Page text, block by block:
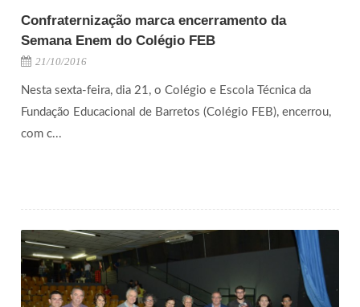
Confraternização marca encerramento da
Semana Enem do Colégio FEB
21/10/2016
Nesta sexta-feira, dia 21, o Colégio e Escola Técnica da
Fundação Educacional de Barretos (Colégio FEB), encerrou,
com c...